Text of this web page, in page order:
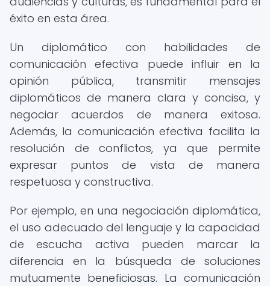
éxito en esta área.
Un diplomático con habilidades de
comunicación efectiva puede influir en la
opinión pública, transmitir mensajes
diplomáticos de manera clara y concisa, y
negociar acuerdos de manera exitosa.
Además, la comunicación efectiva facilita la
resolución de conflictos, ya que permite
expresar puntos de vista de manera
respetuosa y constructiva.
Por ejemplo, en una negociación diplomática,
el uso adecuado del lenguaje y la capacidad
de escucha activa pueden marcar la
diferencia en la búsqueda de soluciones
mutuamente beneficiosas. La comunicación